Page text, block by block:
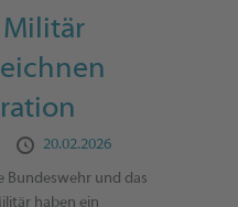
Militär
20.02.2026
Bundeswehr und das
haben ein